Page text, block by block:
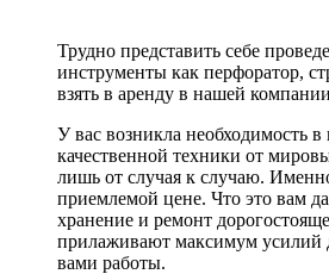
Трудно представить себе
инструменты как перфоратор,
взять в аренду в нашей
У вас возникла необходимость
качественной техники от
лишь от случая к случаю.
приемлемой цене. Что это вам
хранение и ремонт
прилаживают максимум усилий
вами работы.